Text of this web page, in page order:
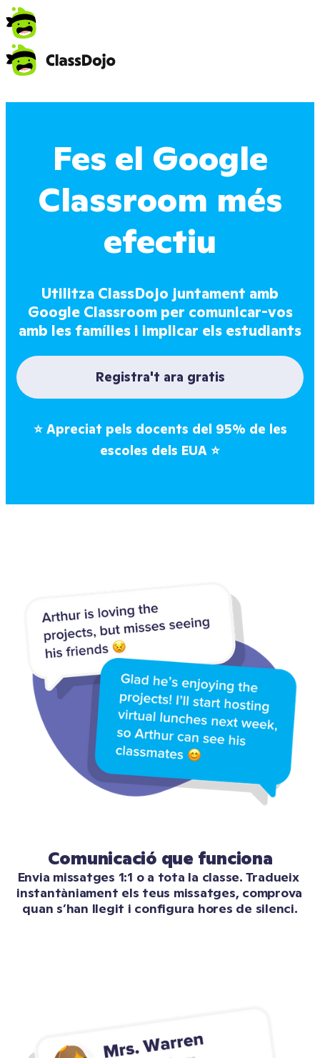
Fes el Google
Classroom més
efectiu
Utilitza ClassDojo juntament amb
Google Classroom per comunicar-vos
amb les famílies i implicar els estudiants
Registra't ara gratis
⭐ Apreciat pels docents del 95% de les
escoles dels EUA ⭐
Comunicació que funciona
Envia missatges 1:1 o a tota la classe. Tradueix
instantàniament els teus missatges, comprova
quan s’han llegit i configura hores de silenci.